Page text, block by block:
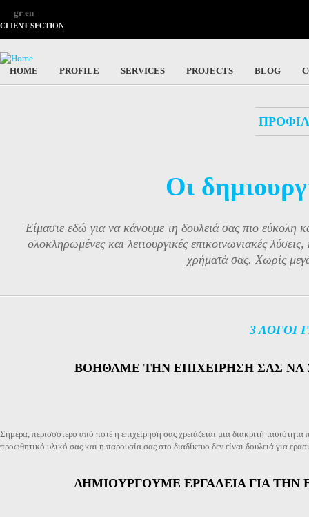
gr en
CLIENT SECTION
HOME PROFILE SERVICES PROJECTS BLOG
ΠΡΟΦΙΛ
Οι
Είμαστε εδώ για να κάνουμε τη δουλειά σας πιο εύκολη
ολοκληρωμένες και λειτουργικές επικοινωνιακές
χρήματά σας. Χωρίς
3 ΛΟΓΟΙ
ΒΟΗΘΑΜΕ ΤΗΝ ΕΠΙΧΕΙΡΗΣΗ ΣΑΣ ΝΑ
Σήμερα, περισσότερο από ποτέ η επιχείρησή σας χρειάζεται μια διακριτή
προωθητικό υλικό σας και η παρουσία σας στο διαδίκτυο δεν είναι δουλειά για
ΔΗΜΙΟΥΡΓΟΥΜΕ ΕΡΓΑΛΕΙΑ ΓΙΑ ΤΗΝ